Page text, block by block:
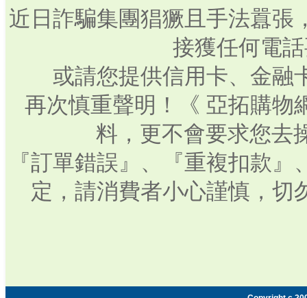
近日詐騙集團猖獗且手法囂張
接獲任何電
或請您提供信用卡、金融
再次慎重聲明！《 亞拓購物
料，更不會要求您去
『訂單錯誤』、『重複扣款
定，請消費者小心謹慎，切